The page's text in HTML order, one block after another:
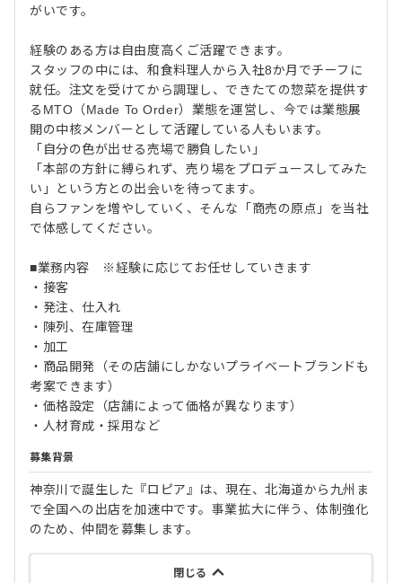
がいです。
経験のある方は自由度高くご活躍できます。
スタッフの中には、和食料理人から入社8か月でチーフに
就任。注文を受けてから調理し、できたての惣菜を提供す
るMTO（Made To Order）業態を運営し、今では業態展
開の中核メンバーとして活躍している人もいます。
「自分の色が出せる売場で勝負したい」
「本部の方針に縛られず、売り場をプロデュースしてみた
い」という方との出会いを待ってます。
自らファンを増やしていく、そんな「商売の原点」を当社
で体感してください。
■業務内容 ※経験に応じてお任せしていきます
・接客
・発注、仕入れ
・陳列、在庫管理
・加工
・商品開発（その店舗にしかないプライベートブランドも
考案できます）
・価格設定（店舗によって価格が異なります）
・人材育成・採用など
募集背景
神奈川で誕生した『ロピア』は、現在、北海道から九州ま
で全国への出店を加速中です。事業拡大に伴う、体制強化
のため、仲間を募集します。
閉じる